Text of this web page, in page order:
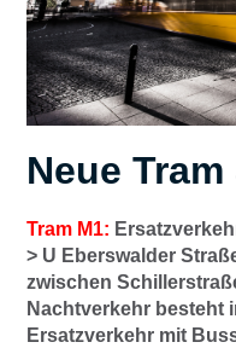
Neue
Tram M1:
> U Eberswalder
zwischen
Nachtverkehr besteht
Ersatzverkehr mit